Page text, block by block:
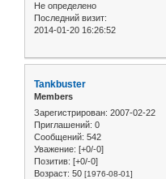
Не определено
Последний визит:
2014-01-20 16:26:52
Tankbuster
Members
Зарегистрирован: 2007-02-22
Приглашений: 0
Сообщений: 542
Уважение: [+0/-0]
Позитив: [+0/-0]
Возраст: 50 [1976-08-01]